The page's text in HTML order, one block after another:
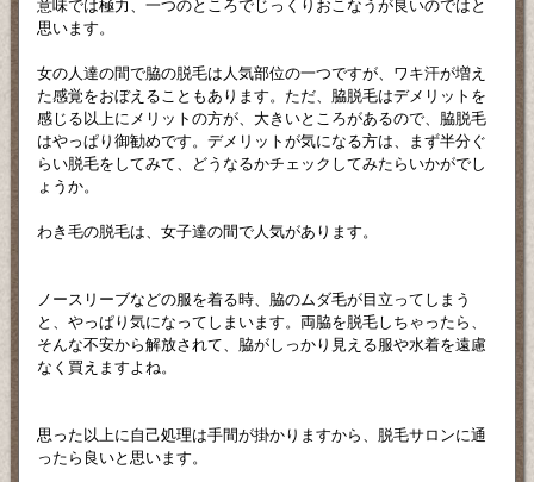
意味では極力、一つのところでじっくりおこなうが良いのではと
思います。
女の人達の間で脇の脱毛は人気部位の一つですが、ワキ汗が増え
た感覚をおぼえることもあります。ただ、脇脱毛はデメリットを
感じる以上にメリットの方が、大きいところがあるので、脇脱毛
はやっぱり御勧めです。デメリットが気になる方は、まず半分ぐ
らい脱毛をしてみて、どうなるかチェックしてみたらいかがでし
ょうか。
わき毛の脱毛は、女子達の間で人気があります。
ノースリーブなどの服を着る時、脇のムダ毛が目立ってしまう
と、やっぱり気になってしまいます。両脇を脱毛しちゃったら、
そんな不安から解放されて、脇がしっかり見える服や水着を遠慮
なく買えますよね。
思った以上に自己処理は手間が掛かりますから、脱毛サロンに通
ったら良いと思います。